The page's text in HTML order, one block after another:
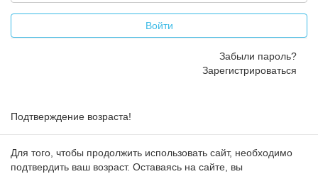
Войти
Забыли пароль?
Зарегистрироваться
Подтверждение возраста!
Для того, чтобы продолжить использовать сайт, необходимо
подтвердить ваш возраст. Оставаясь на сайте, вы